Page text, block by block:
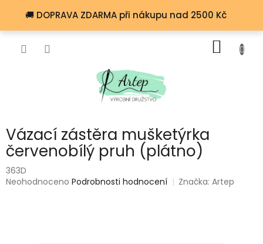
🚚 DOPRAVA ZDARMA při nákupu nad 2500 Kč
KOŠÍK
Vázací zástěra mušketýrka
červenobílý pruh (plátno)
363D
Průměrné
Neohodnoceno Podrobnosti hodnocení Značka:Artep